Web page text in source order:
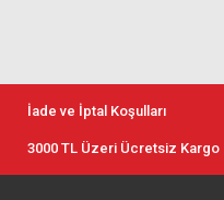
İade ve İptal Koşulları
3000 TL Üzeri Ücretsiz Kargo